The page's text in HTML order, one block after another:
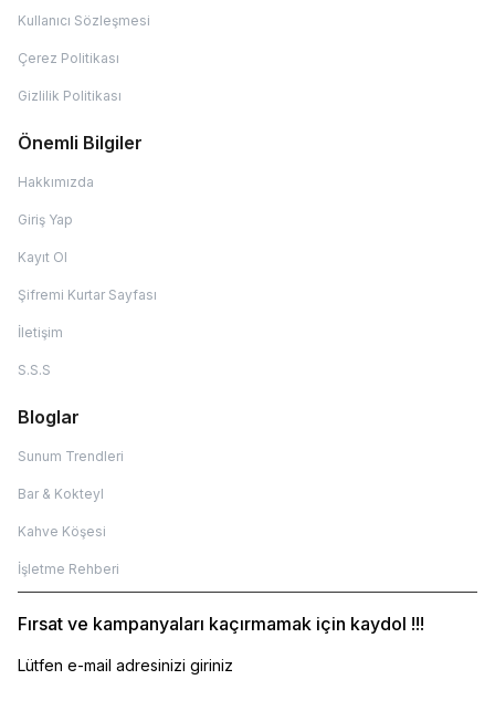
Kullanıcı Sözleşmesi
Çerez Politikası
Gizlilik Politikası
Önemli Bilgiler
Hakkımızda
Giriş Yap
Kayıt Ol
Şifremi Kurtar Sayfası
İletişim
S.S.S
Bloglar
Sunum Trendleri
Bar & Kokteyl
Kahve Köşesi
İşletme Rehberi
Fırsat ve kampanyaları kaçırmamak için kaydol !!!
Lütfen e-mail adresinizi giriniz